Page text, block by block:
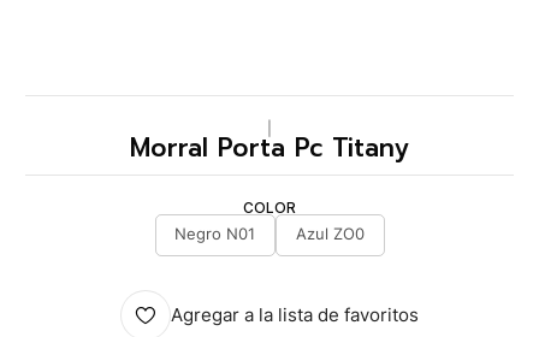
Morral Porta Pc Titany
COLOR
Negro N01
Azul ZO0
Agregar a la lista de favoritos